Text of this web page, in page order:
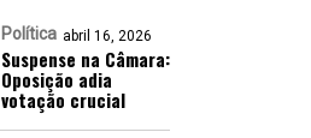
Política abril 16, 2026
Suspense na Câmara:
Oposição adia
votação crucial